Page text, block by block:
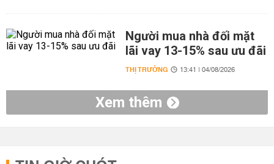
Người mua nhà đối mặt
lãi vay 13-15% sau ưu đãi
THỊ TRƯỜNG 13:41 | 04/08/2026
Xem thêm